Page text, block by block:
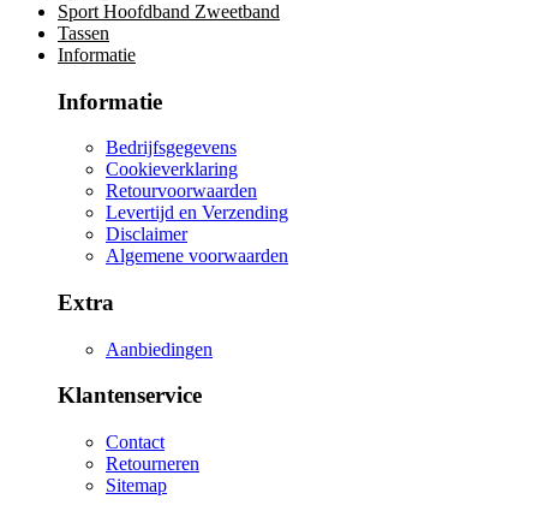
Sport Hoofdband Zweetband
Tassen
Informatie
Informatie
Bedrijfsgegevens
Cookieverklaring
Retourvoorwaarden
Levertijd en Verzending
Disclaimer
Algemene voorwaarden
Extra
Aanbiedingen
Klantenservice
Contact
Retourneren
Sitemap